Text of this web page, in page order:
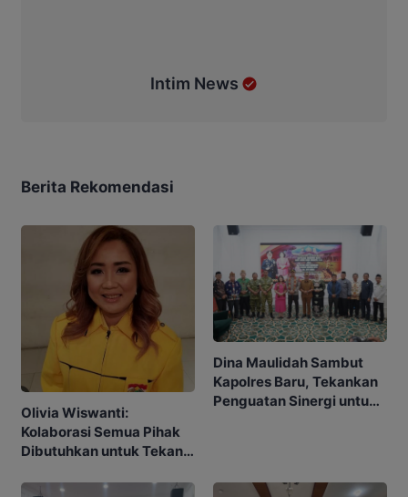
Intim News
Berita Rekomendasi
Olivia Wiswanti:
Kolaborasi Semua Pihak
Dibutuhkan untuk Tekan
Dina Maulidah Sambut
Kapolres Baru, Tekankan
Penguatan Sinergi untuk